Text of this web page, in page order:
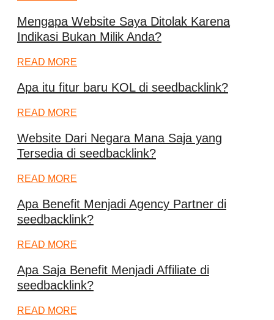
Mengapa Website Saya Ditolak Karena
Indikasi Bukan Milik Anda?
READ MORE
Apa itu fitur baru KOL di seedbacklink?
READ MORE
Website Dari Negara Mana Saja yang
Tersedia di seedbacklink?
READ MORE
Apa Benefit Menjadi Agency Partner di
seedbacklink?
READ MORE
Apa Saja Benefit Menjadi Affiliate di
seedbacklink?
READ MORE